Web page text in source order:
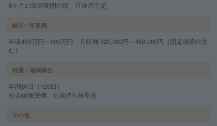
6ヶ月の派遣期間の後、直雇用予定
給与・年収例
年収450万円～600万円 月収例 325,000円～450,000円（固定残業代含
む）
待遇・福利厚生
年間休日（120日）
社会保険完備、社員持ち株制度
その他